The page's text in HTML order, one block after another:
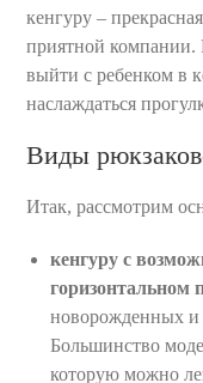
кенгуру –
приятной компании.
выйти с ребенком в
наслаждаться
Виды
Итак, рассмотрим
кенгуру с
горизонтальном
новорожденных и
Большинство
которую можно